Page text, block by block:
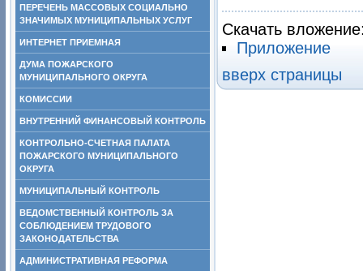
ПЕРЕЧЕНЬ МАССОВЫХ СОЦИАЛЬНО
ЗНАЧИМЫХ МУНИЦИПАЛЬНЫХ УСЛУГ
ИНТЕРНЕТ ПРИЕМНАЯ
ДУМА ПОЖАРСКОГО
МУНИЦИПАЛЬНОГО ОКРУГА
КОМИССИИ
ВНУТРЕННИЙ ФИНАНСОВЫЙ КОНТРОЛЬ
КОНТРОЛЬНО-СЧЕТНАЯ ПАЛАТА
ПОЖАРСКОГО МУНИЦИПАЛЬНОГО
ОКРУГА
МУНИЦИПАЛЬНЫЙ КОНТРОЛЬ
ВЕДОМСТВЕННЫЙ КОНТРОЛЬ ЗА
СОБЛЮДЕНИЕМ ТРУДОВОГО
ЗАКОНОДАТЕЛЬСТВА
АДМИНИСТРАТИВНАЯ РЕФОРМА
Скачать
Приложение
вверх страницы